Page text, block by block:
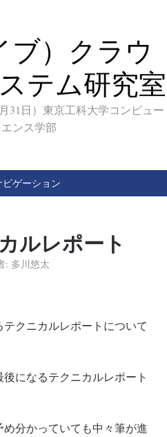
ブ）クラウ
テム研究室
31日）東京工科大学コンピュー
ンス学部
ビゲーション
ルレポート
: 多川悠太
クニカルレポートについて
になるテクニカルレポート
分かっていても中々筆が進